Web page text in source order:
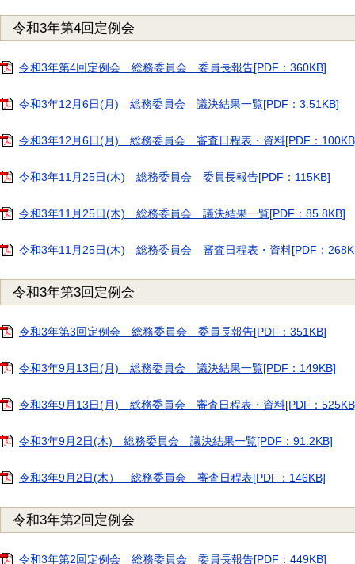
令和3年第4回定例会
令和3年第4回定例会 総務委員会 委員長報告[PDF：360KB]
令和3年12月6日(月) 総務委員会 議決結果一覧[PDF：3.51KB]
令和3年12月6日(月) 総務委員会 審査日程表・資料[PDF：
令和3年11月25日(木) 総務委員会 委員長報告[PDF：115KB]
令和3年11月25日(木) 総務委員会 議決結果一覧[PDF：85.8KB]
令和3年11月25日(木) 総務委員会 審査日程表・資料[PDF：
令和3年第3回定例会
令和3年第3回定例会 総務委員会 委員長報告[PDF：351KB]
令和3年9月13日(月) 総務委員会 議決結果一覧[PDF：149KB]
令和3年9月13日(月) 総務委員会 審査日程表・資料[PDF：
令和3年9月2日(木) 総務委員会 議決結果一覧[PDF：91.2KB]
令和3年9月2日(木） 総務委員会 審査日程表[PDF：146KB]
令和3年第2回定例会
令和3年第2回定例会 総務委員会 委員長報告[PDF：449KB]